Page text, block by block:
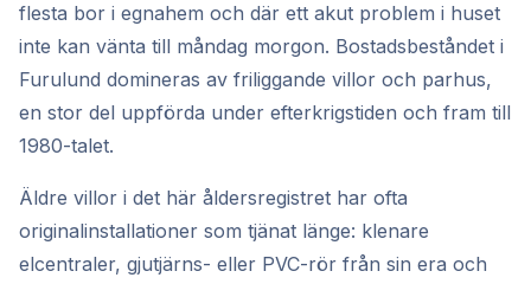
flesta bor i egnahem och där ett akut problem i huset
inte kan vänta till måndag morgon. Bostadsbeståndet i
Furulund domineras av friliggande villor och parhus,
en stor del uppförda under efterkrigstiden och fram till
1980-talet.
Äldre villor i det här åldersregistret har ofta
originalinstallationer som tjänat länge: klenare
elcentraler, gjutjärns- eller PVC-rör från sin era och